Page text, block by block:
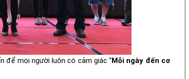
để mọi người luôn có cảm giác “Mỗi ngày đến cơ